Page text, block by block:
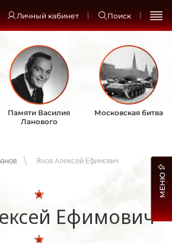
Личный кабинет Поиск
Памяти Василия
Ланового
Московская битва
Янов Алексей Ефимович
Ефимович
МЕНЮ